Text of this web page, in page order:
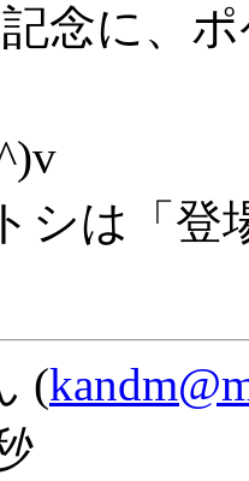
念に、
シは「
(